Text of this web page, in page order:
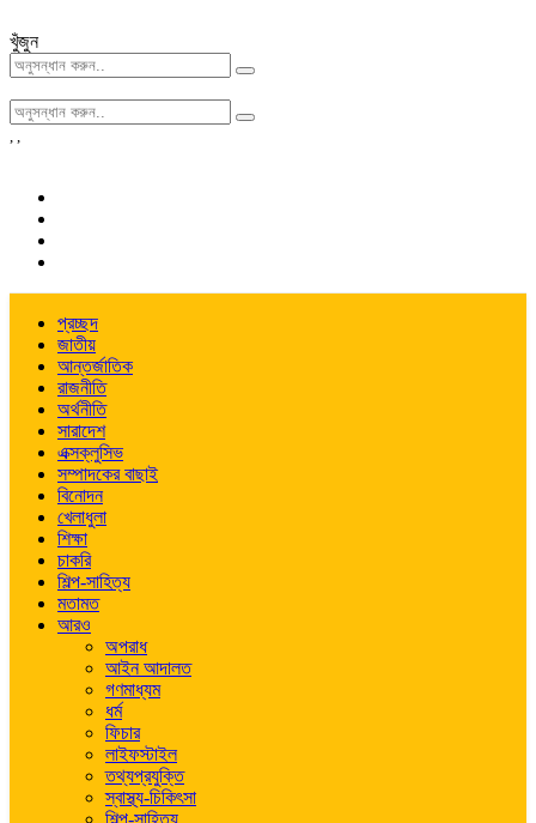
খুঁজুন
, ,
প্রচ্ছদ
জাতীয়
আন্তর্জাতিক
রাজনীতি
অর্থনীতি
সারাদেশ
এক্সক্লুসিভ
সম্পাদকের বাছাই
বিনোদন
খেলাধুলা
শিক্ষা
চাকরি
শিল্প-সাহিত্য
মতামত
আরও
অপরাধ
আইন আদালত
গণমাধ্যম
ধর্ম
ফিচার
লাইফস্টাইল
তথ্যপ্রযুক্তি
স্বাস্থ্য-চিকিৎসা
শিল্প-সাহিত্য